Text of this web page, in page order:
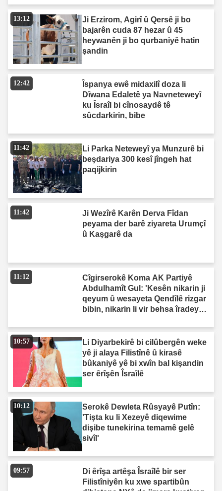
13:12
Ji Erzirom, Agirî û Qersê ji bo
bajarên cuda 87 hezar û 45
heywanên ji bo qurbaniyê hatin
şandin
12:42
Îspanya ewê midaxilî doza li
Dîwana Edaletê ya Navneteweyî
ku Îsraîl bi cînosaydê tê
sûcdarkirin, bibe
11:42
Li Parka Neteweyî ya Munzurê bi
beşdariya 300 kesî jîngeh hat
paqijkirin
11:42
Ji Wezîrê Karên Derva Fîdan
peyama der barê ziyareta Urumçî
û Kaşgarê da
11:12
Cîgirserokê Koma AK Partiyê
Abdulhamît Gul: 'Kesên nikarin ji
qeyum û wesayeta Qendîlê rizgar
bibin, nikarin li vir behsa îradeya
10:57
Li Diyarbekirê bi cilûbergên weke
yê ji alaya Filistînê û kirasê
bûkaniyê yê bi xwîn bal kişandin
ser êrîşên Îsraîlê
10:12
Serokê Dewleta Rûsyayê Putîn:
'Tişta ku li Xezeyê diqewime
dişibe tunekirina temamê gelê
sivîl'
09:57
Di êrîşa artêşa Îsraîlê bir ser
Filistîniyên ku xwe spartibûn